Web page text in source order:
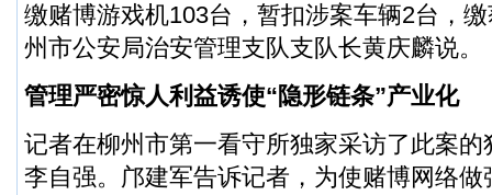
缴赌博游戏机103台，暂扣涉案车辆2台，
州市公安局治安管理支队支队长黄庆麟说。
管理严密惊人利益诱使“隐形链条”产业化
记者在柳州市第一看守所独家采访了此案
李自强。邝建军告诉记者，为使赌博网络